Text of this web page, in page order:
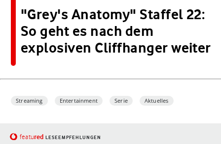
"Grey's Anatomy" Staffel 22:
So geht es nach dem
explosiven Cliffhanger weiter
Streaming Entertainment Serie Aktuelles
featured LESEEMPFEHLUNGEN